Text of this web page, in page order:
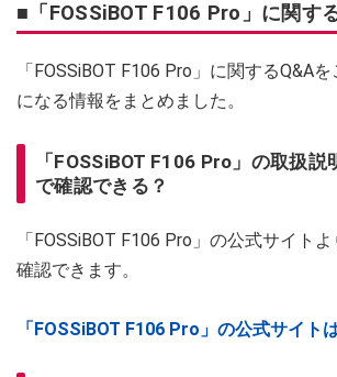
■「FOSSiBOT F106 Pro」に関す
「FOSSiBOT F106 Pro」に関するQ&A
になる情報をまとめました。
「FOSSiBOT F106 Pro」の取扱説
で確認できる？
「FOSSiBOT F106 Pro」の公式サイト
確認できます。
「FOSSiBOT F106 Pro」の公式サイト